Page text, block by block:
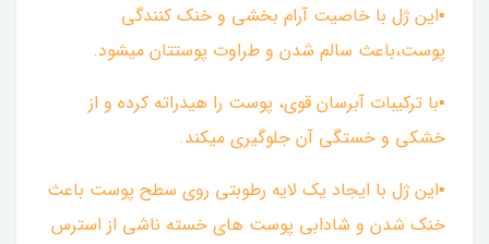
▪︎این ژل با خاصیت آرام بخشی و خنک کنندگی
پوست،باعث سالم شدن و طراوت پوستتان میشود.
▪︎با ترکیبات آبرسان قوی، پوست را هیدراته کرده و از
خشکی و خستگی آن جلوگیری میکند.
▪︎این ژل با ایجاد یک لایه رطوبتی روی سطح پوست باعث
خنک شدن و شادابی پوست های خسته ناشی از‌ استرس